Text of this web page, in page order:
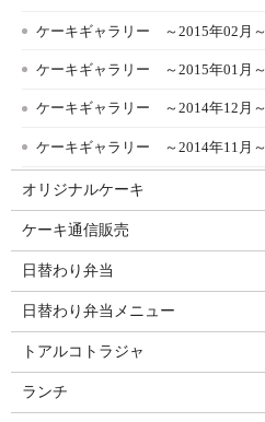
ケーキギャラリー ～2015年02月～
ケーキギャラリー ～2015年01月～
ケーキギャラリー ～2014年12月～
ケーキギャラリー ～2014年11月～
オリジナルケーキ
ケーキ通信販売
日替わり弁当
日替わり弁当メニュー
トアルコトラジャ
ランチ